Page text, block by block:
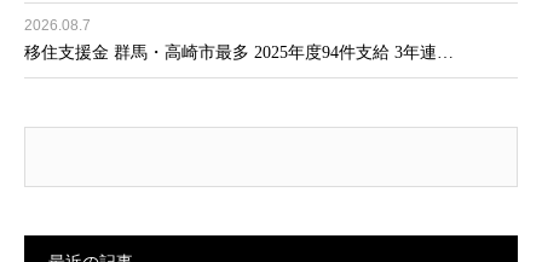
2026.08.7
移住支援金 群馬・高崎市最多 2025年度94件支給 3年連…